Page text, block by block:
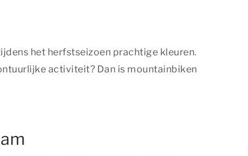
het herfstseizoen prachtige kleuren.
activiteit? Dan is mountainbiken